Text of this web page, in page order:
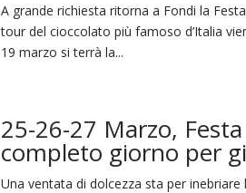
A grande richiesta ritorna a Fondi la
tour del cioccolato più famoso d’Italia
19 marzo si terrà la...
25-26-27 Marzo,
completo giorno per
Una ventata di dolcezza sta per